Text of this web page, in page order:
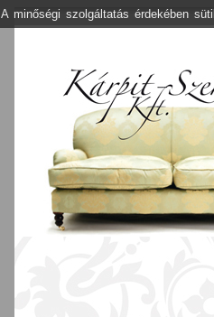
A minőségi szolgáltatás érdekében